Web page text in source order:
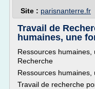
Site : parisnanterre.fr
Travail de
humaines, une
Ressources
Recherche
Ressources
Travail de recherche